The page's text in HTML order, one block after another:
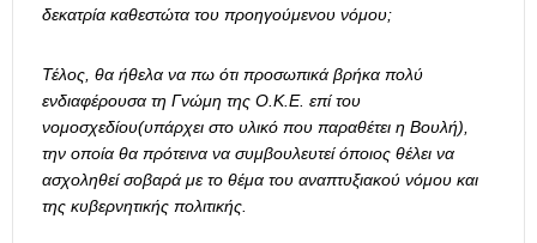
δεκατρία καθεστώτα του προηγούμενου νόμου;
Τέλος, θα ήθελα να πω ότι προσωπικά βρήκα πολύ
ενδιαφέρουσα τη Γνώμη της Ο.Κ.Ε. επί του
νομοσχεδίου(υπάρχει στο υλικό που παραθέτει η Βουλή),
την οποία θα πρότεινα να συμβουλευτεί όποιος θέλει να
ασχοληθεί σοβαρά με το θέμα του αναπτυξιακού νόμου και
της κυβερνητικής πολιτικής.